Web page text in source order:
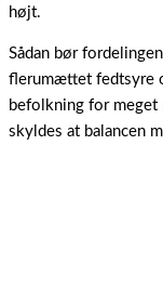
højt.
Sådan bør
flerumættet fedtsyre
befolkning for
skyldes at balancen